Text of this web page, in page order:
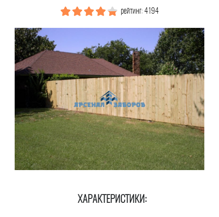
рейтинг: 4194
ХАРАКТЕРИСТИКИ: